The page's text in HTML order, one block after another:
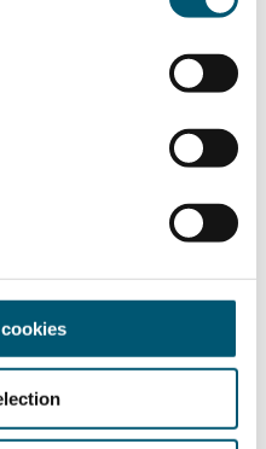
）议会党团